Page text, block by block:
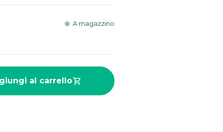
A magazzino
al carrello